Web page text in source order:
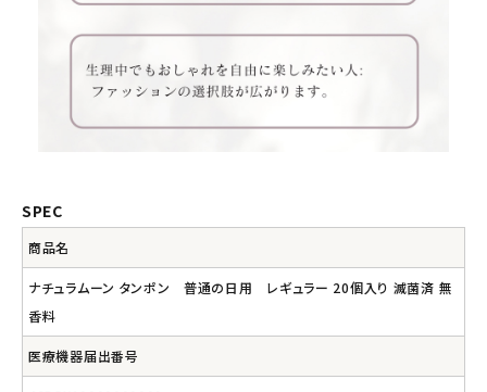
SPEC
商品名
ナチュラムーン タンポン 普通の日用 レギュラー 20個入り 滅菌済 無
香料
医療機器届出番号